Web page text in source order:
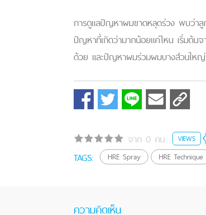
การดูแลปัญหาผมขาดหลุดร่วง พบว่า
ปัญหาที่เกิดว่ามากน้อยแค่ไหน เริ่มต้นจ
ด้วย และปัญหาผมร่วมผมบางส่วนใหญ่
จาก 0 คน VIEWS
TAGS: HRE Spray HRE Technique
ความคิดเห็น